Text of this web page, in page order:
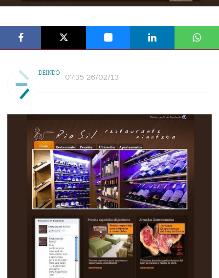
DEINDO 07:35 26/02/13